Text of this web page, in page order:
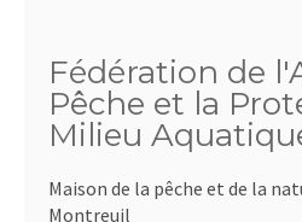
Fédération de
Pêche et la
Milieu
Maison de la pêche et de la
Montreuil